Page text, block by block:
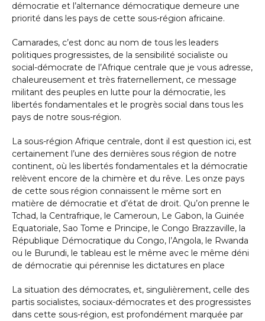
démocratie et l’alternance démocratique demeure une
priorité dans les pays de cette sous-région africaine.
Camarades, c’est donc au nom de tous les leaders
politiques progressistes, de la sensibilité socialiste ou
social-démocrate de l’Afrique centrale que je vous adresse,
chaleureusement et très fraternellement, ce message
militant des peuples en lutte pour la démocratie, les
libertés fondamentales et le progrès social dans tous les
pays de notre sous-région.
La sous-région Afrique centrale, dont il est question ici, est
certainement l’une des dernières sous région de notre
continent, où les libertés fondamentales et la démocratie
relèvent encore de la chimère et du rêve. Les onze pays
de cette sous région connaissent le même sort en
matière de démocratie et d’état de droit. Qu’on prenne le
Tchad, la Centrafrique, le Cameroun, Le Gabon, la Guinée
Equatoriale, Sao Tome e Principe, le Congo Brazzaville, la
République Démocratique du Congo, l’Angola, le Rwanda
ou le Burundi, le tableau est le même avec le même déni
de démocratie qui pérennise les dictatures en place
La situation des démocrates, et, singulièrement, celle des
partis socialistes, sociaux-démocrates et des progressistes
dans cette sous-région, est profondément marquée par